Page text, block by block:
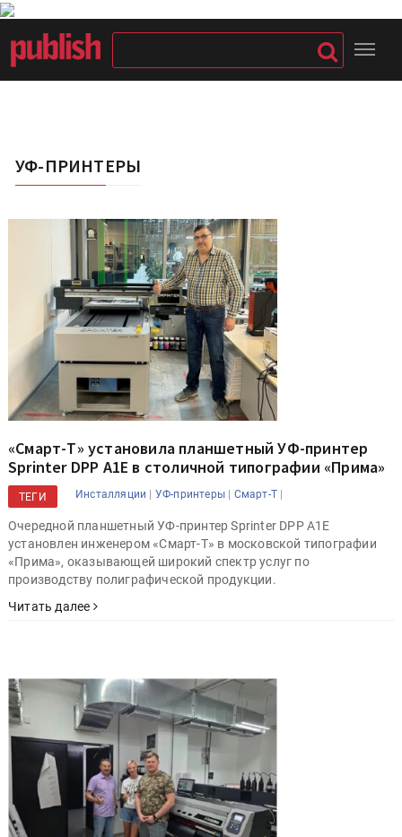
УФ-ПРИНТЕРЫ
«Смарт-Т» установила планшетный УФ-принтер
Sprinter DPP A1E в столичной типографии «Прима»
ТЕГИ Инсталляции | УФ-принтеры | Смарт-Т |
Очередной планшетный УФ-принтер Sprinter DPP A1E
установлен инженером «Смарт-Т» в московской типографии
«Прима», оказывающей широкий спектр услуг по
производству полиграфической продукции.
Читать далее